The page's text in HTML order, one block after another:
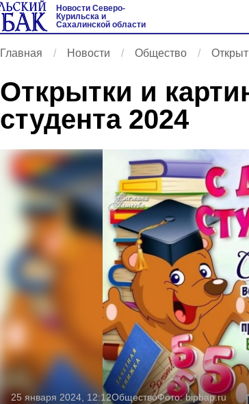
Новости Северо-
Курильска и
Сахалинской области
Главная Новости Общество
Открытки и
студента 2024
25 января 2024, 12:12ОбществоФото:bipbap.ru